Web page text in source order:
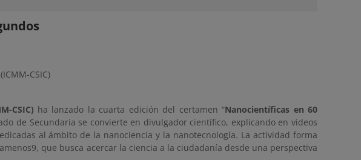
CSIC)
CSIC) ha lanzado la cuarta edición del certamen “Nanocientíficas en 60
de Secundaria se convierte en divulgador científico, explicando en vídeos
al ámbito de la nanociencia y la nanotecnología. La actividad forma
que busca acercar la ciencia a la ciudadanía desde una perspectiva